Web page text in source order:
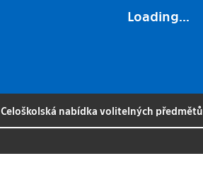
Loading...
|Celoškolská nabídka volitelných předmětů